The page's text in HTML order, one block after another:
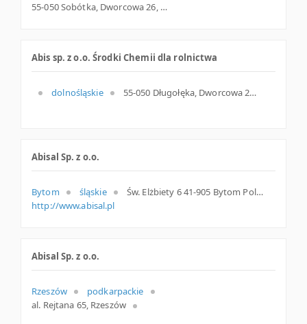
55-050 Sobótka, Dworcowa 26, woj. Dolnośląskie, pow. Wrocławski, gm. Sobótka
Abis sp. z o.o. Środki Chemii dla rolnictwa
dolnośląskie 55-050 Długołęka, Dworcowa 26, dolnośląskie
Abisal Sp. z o.o.
Bytom śląskie
Św. Elżbiety 6 41-905 Bytom Polska
http://www.abisal.pl
Abisal Sp. z o.o.
Rzeszów
podkarpackie
al. Rejtana 65, Rzeszów